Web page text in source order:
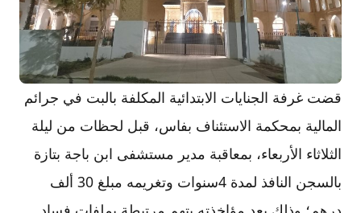
قضت غرفة الجنايات الابتدائية المكلفة بالبت في جرائم
المالية بمحكمة الاستئناف بفاس، قبل لحظات من ليلة
الثلاثاء الأربعاء، بمعاقبة مدير مستشفى ابن باجة بتازة
بالسجن النافذ لمدة 4سنوات وتغريمه مبلغ 30 ألف